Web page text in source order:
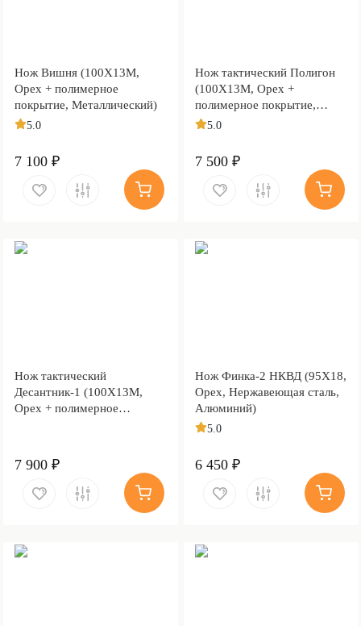
Нож Вишня (100Х13М,
Орех + полимерное
покрытие, Металлический)
5.0
7 100 ₽
Нож тактический Полигон
(100Х13М, Орех +
полимерное покрытие,
Металлический)
5.0
7 500 ₽
Нож тактический
Десантник-1 (100Х13М,
Орех + полимерное
7 900 ₽
Нож Финка-2 НКВД (95Х18,
Орех, Нержавеющая сталь,
Алюминий)
5.0
6 450 ₽